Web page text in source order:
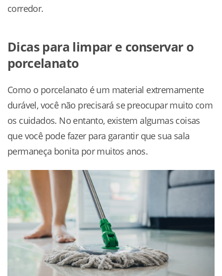
corredor.
Dicas para limpar e conservar o
porcelanato
Como o porcelanato é um material extremamente
durável, você não precisará se preocupar muito com
os cuidados. No entanto, existem algumas coisas
que você pode fazer para garantir que sua sala
permaneça bonita por muitos anos.